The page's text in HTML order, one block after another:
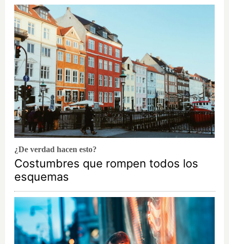
¿De verdad hacen esto?
Costumbres que rompen todos los
esquemas